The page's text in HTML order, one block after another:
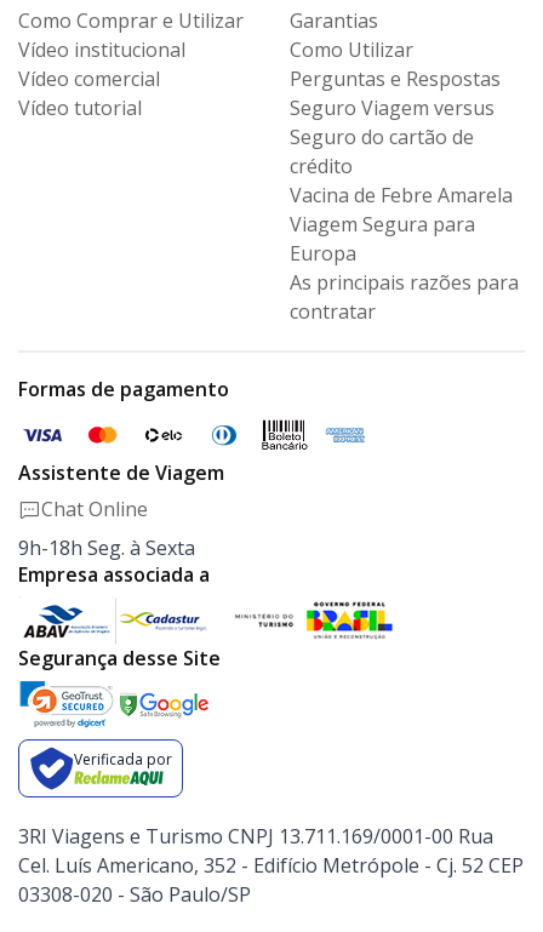
Como Comprar e Utilizar
Vídeo institucional
Vídeo comercial
Vídeo tutorial
Garantias
Como Utilizar
Perguntas e Respostas
Seguro Viagem versus
Seguro do cartão de
crédito
Vacina de Febre Amarela
Viagem Segura para
Europa
As principais razões para
contratar
Formas de pagamento
Assistente de Viagem
Chat Online
9h-18h Seg. à Sexta
Empresa associada a
Segurança desse Site
Verificada por
3RI Viagens e Turismo CNPJ 13.711.169/0001-00 Rua
Cel. Luís Americano, 352 - Edifício Metrópole - Cj. 52 CEP
03308-020 - São Paulo/SP